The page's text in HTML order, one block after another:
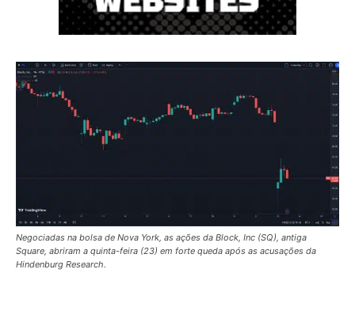
Negociadas na bolsa de Nova York, as ações da Block, Inc (SQ), antiga
Square, abriram a quinta-feira (23) em forte queda após as acusações da
Hindenburg Research.